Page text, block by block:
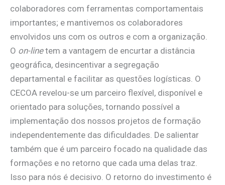
colaboradores com ferramentas comportamentais
importantes; e mantivemos os colaboradores
envolvidos uns com os outros e com a organização.
O on-linetem a vantagem de encurtar a distância
geográfica, desincentivar a segregação
departamental e facilitar as questões logísticas. O
CECOA revelou-se um parceiro flexível, disponível e
orientado para soluções, tornando possível a
implementação dos nossos projetos de formação
independentemente das dificuldades. De salientar
também que é um parceiro focado na qualidade das
formações e no retorno que cada uma delas traz.
Isso para nós é decisivo. O retorno do investimento é